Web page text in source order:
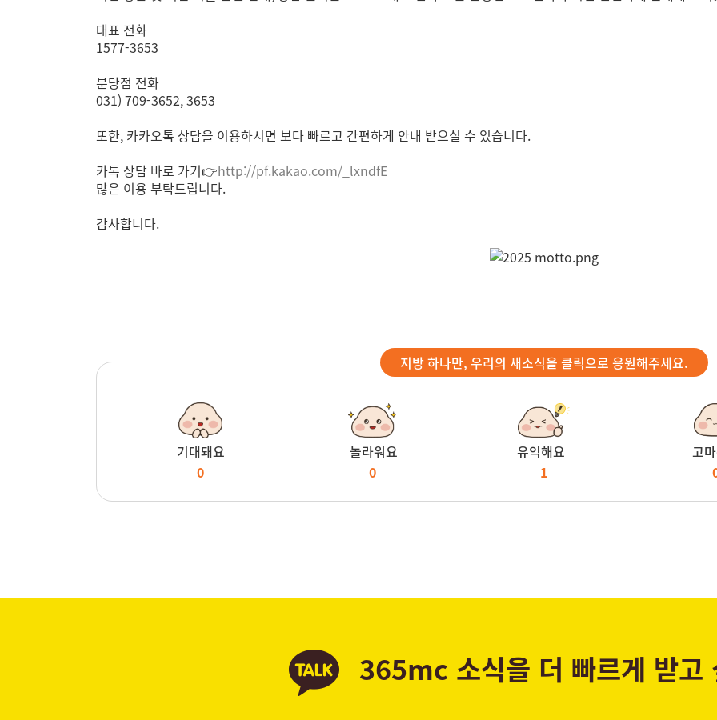
대표 전화
1577-3653
분당점 전화
031) 709-3652, 3653
또한, 카카오톡 상담을 이용하시면 보다 빠르고 간편하게 안내 받으실 수 있습니다.
카톡 상담 바로 가기👉http://pf.kakao.com/_lxndfE
많은 이용 부탁드립니다.
감사합니다.
지방 하나만, 우리의 새소식을 클릭으로 응원해주세요.
기대돼요
0
놀라워요
0
유익해요
1
고
365mc 소식을 더 빠르게 받고